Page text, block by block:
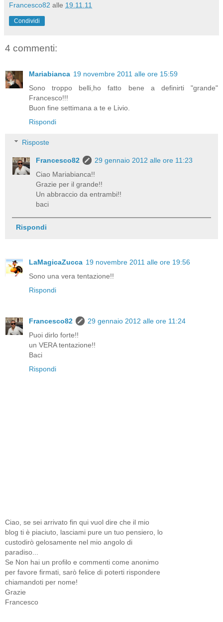
Francesco82 alle 19.11.11
Condividi
4 commenti:
Mariabianca 19 novembre 2011 alle ore 15:59
Sono troppo belli,ho fatto bene a definirti "grande"
Francesco!!!
Buon fine settimana a te e Livio.
Rispondi
Risposte
Francesco82
29 gennaio 2012 alle ore 11:23
Ciao Mariabianca!!
Grazie per il grande!!
Un abbraccio da entrambi!!
baci
Rispondi
LaMagicaZucca 19 novembre 2011 alle ore 19:56
Sono una vera tentazione!!
Rispondi
Francesco82
29 gennaio 2012 alle ore 11:24
Puoi dirlo forte!!
un VERA tentazione!!
Baci
Rispondi
Ciao, se sei arrivato fin qui vuol dire che il mio
blog ti è piaciuto, lasciami pure un tuo pensiero, lo
custodirò gelosamente nel mio angolo di
paradiso...
Se Non hai un profilo e commenti come anonimo
per favore firmati, sarò felice di poterti rispondere
chiamandoti per nome!
Grazie
Francesco